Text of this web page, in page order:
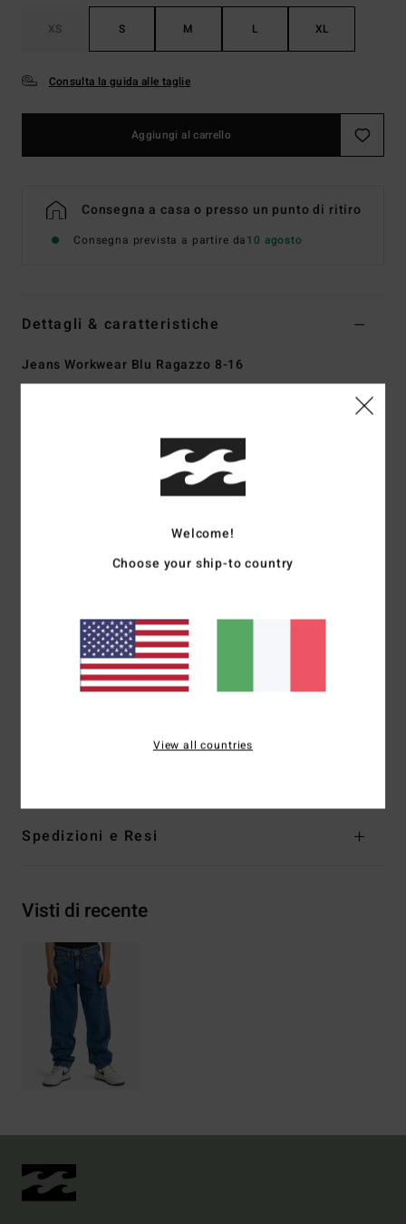
XS S M L XL
Consulta la guida alle taglie
Aggiungi al carrello
Consegna a casa o presso un punto di ritiro
Consegna prevista a partire da10 agosto
Dettagli & caratteristiche
Jeans Workwear Blu Ragazzo 8-16
Denim 13,5oz
Ampie tasche posteriori applicate con doppia tasca sul
Anello portaoggetti, tasca portautensili, due tasche
cuciture a punto barra nei punti di stress
Ricamo sulla tasca posteriore destra
Vestibilità:vestibilità relaxed
[Tessuto principale] 80% cotone, 20%
Spedizioni e Resi
Visti di recente
Welcome!
Choose your ship-to country
View all countries